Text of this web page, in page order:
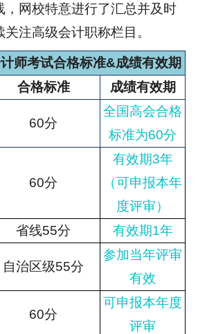
，网校特意进行了汇总并及时
注高级会计职称栏目。
师考试合格标准&成绩有效期
合格标准 成绩有效期
60分
全国高会合格
标准为60分
60分
有效期3年
（可申报本年
度评审）
省线55分 有效期1年
自治区级55分
参加当年评审
有效
60分
可申报本年度
评审